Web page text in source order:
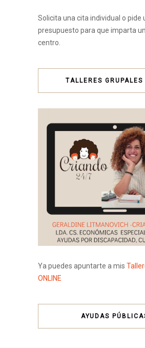
Solicita una cita individual o pide
presupuesto para que imparta
centro.
TALLERES
Ya puedes apuntarte a mis
ONLINE
AYUDAS